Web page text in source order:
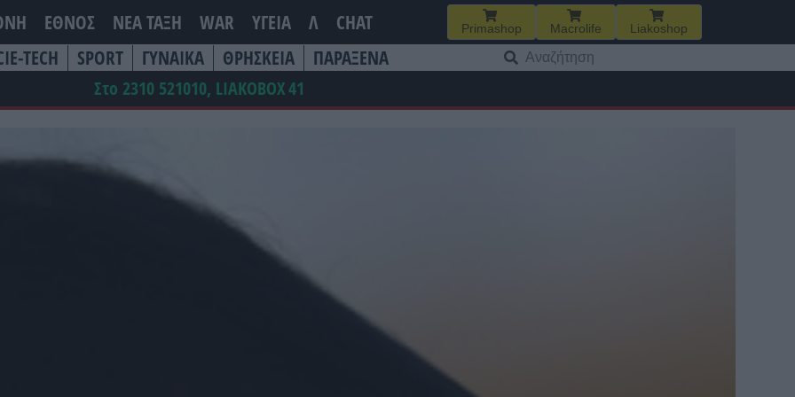
ΕΘΝΟΣ ΝΕΑ ΤΆΞΗ WAR ΥΓΕΙΑ Λ CHAT Primashop Macrolife Liakoshop
TECH SPORT ΓΥΝΑΙΚΑ ΘΡΗΣΚΕΙΑ ΠΑΡΑΞΕΝΑ
για:
Στο 2310 521010, LIAKOBOX41